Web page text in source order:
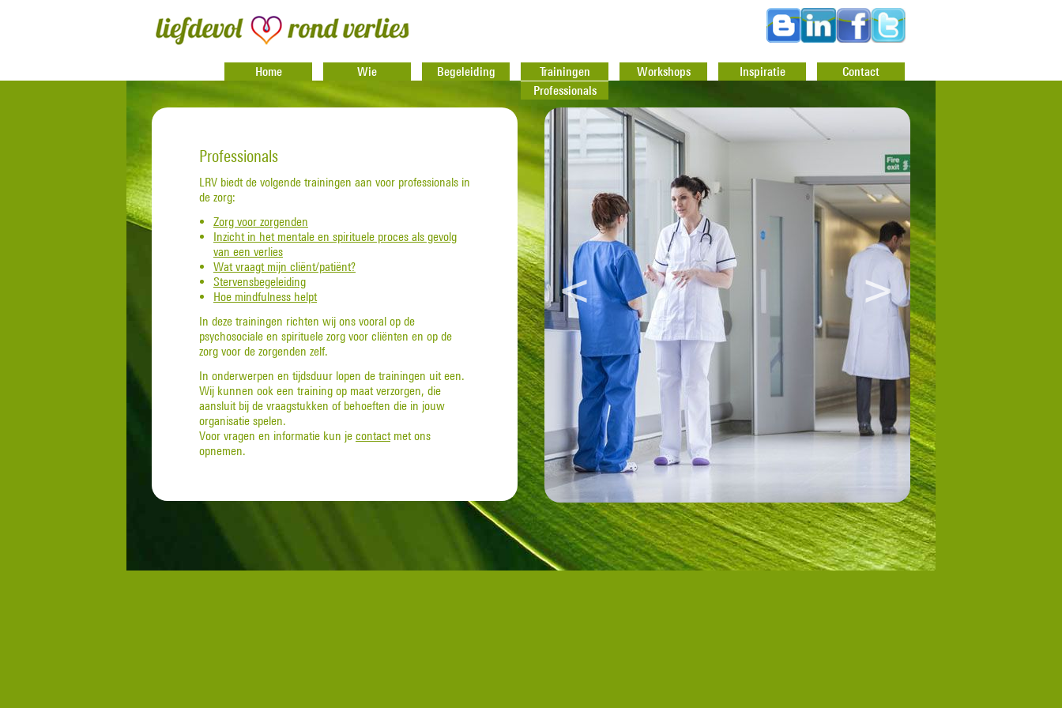
Home Wie Begeleiding
Trainingen
Professionals
Workshops Inspiratie Contact
Professionals
LRV biedt de volgende trainingen aan voor professionals in
de zorg:
Zorg voor zorgenden
Inzicht in het mentale en spirituele proces als gevolg
van een verlies
Wat vraagt mijn cliënt/patiënt?
Stervensbegeleiding
Hoe mindfulness helpt
In deze trainingen richten wij ons vooral op de
psychosociale en spirituele zorg voor cliënten en op de
zorg voor de zorgenden zelf.
In onderwerpen en tijdsduur lopen de trainingen uit een.
Wij kunnen ook een training op maat verzorgen, die
aansluit bij de vraagstukken of behoeften die in jouw
organisatie spelen.
Voor vragen en informatie kun je contactmet ons
opnemen.
< >